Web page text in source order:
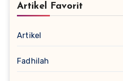
Artikel Favorit
Artikel
Fadhilah